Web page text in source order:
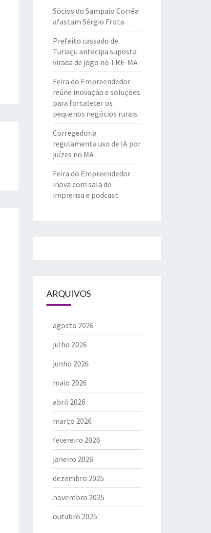
Sócios do Sampaio Corrêa
afastam Sérgio Frota
Prefeito cassado de
Turiaçu antecipa suposta
virada de jogo no TRE-MA
Feira do Empreendedor
reúne inovação e soluções
para fortalecer os
pequenos negócios rurais
Corregedoria
regulamenta uso de IA por
juízes no MA
Feira do Empreendedor
inova com sala de
imprensa e podcast
ARQUIVOS
agosto 2026
julho 2026
junho 2026
maio 2026
abril 2026
março 2026
fevereiro 2026
janeiro 2026
dezembro 2025
novembro 2025
outubro 2025